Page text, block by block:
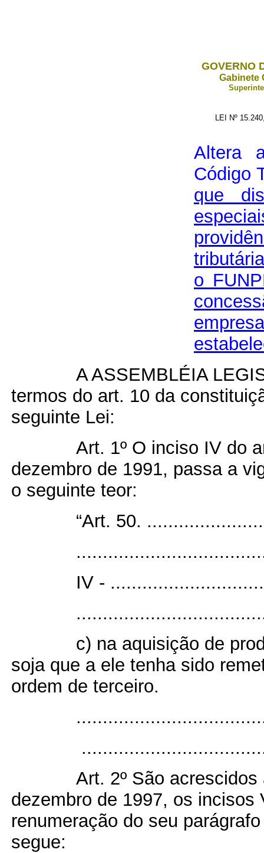
GOVERNO
Gabinete
LEI Nº
Altera
Código
que
tributária
o
A ASSEMBLÉIA
termos do art. 10 da
seguinte Lei:
Art. 1º O inciso IV do
dezembro de 1991, passa a
o seguinte teor:
“Art. 50.
IV -
c) na aquisição de
soja que a ele tenha sido
ordem de terceiro.
Art. 2º São
dezembro de 1997, os incisos
renumeração do seu
segue: